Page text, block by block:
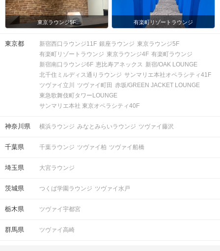
東京ラウンジ5F 有楽町リゾートラウンジ
東京都 新宿西口ラウンジ11F 銀座ラウンジ 東京ラウンジ5F
有楽町リゾートラウンジ 東京ラウンジ4F 有楽町ラウンジ
新宿南口ラウンジ6F 恵比寿アネックス 新宿/OAK LOUNGE
北千住ミルディス通りラウンジ サンマリエ本社オペラシティ41F
ツヴァイ立川
ツヴァイ町田 赤坂/GREEN JACKET LOUNGE
東急歌舞伎町タワーLOUNGE
サンマリエ本社 東京オペラシティ40F
神奈川県 横浜ラウンジ みなとみらいラウンジ ツヴァイ藤沢
千葉県 千葉ラウンジ ツヴァイ柏 ツヴァイ船橋
埼玉県 大宮ラウンジ
茨城県 つくば学園ラウンジ ツヴァイ水戸
栃木県 ツヴァイ宇都宮
群馬県 ツヴァイ高崎